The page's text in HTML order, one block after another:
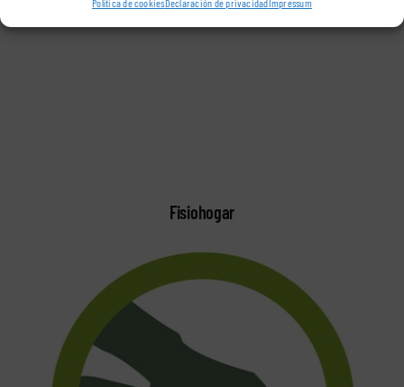
20 junio, 2018 | 0 Comments
Fisiohogar